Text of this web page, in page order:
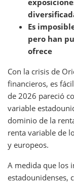
Es
pero han
ofrece
Con la crisis de
financieros, es
de 2026 pareció
variable
dominio de la
renta variable de
y europeos.
A medida que los
estadounidenses,